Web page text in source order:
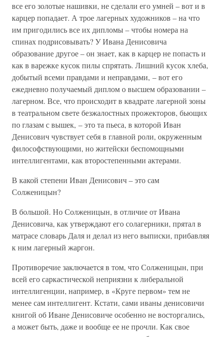
все его золотые нашивки, не сделали его умней – вот и в
карцер попадает. А трое лагерных художников – на что
им пригодились все их дипломы – чтобы номера на
спинах подрисовывать? У Ивана Денисовича
образование другое – он знает, как в карцер не попасть и
как в варежке кусок пилы спрятать. Лишний кусок хлеба,
добытый всеми правдами и неправдами, – вот его
ежедневно получаемый диплом о высшем образовании –
лагерном. Все, что происходит в квадрате лагерной зоны
в театральном свете безжалостных прожекторов, бьющих
по глазам с вышек, – это та пьеса, в которой Иван
Денисович чувствует себя в главной роли, окруженным
философствующими, но житейски беспомощными
интеллигентами, как второстепенными актерами.
В какой степени Иван Денисович – это сам
Солженицын?
В большой. Но Солженицын, в отличие от Ивана
Денисовича, как утверждают его солагерники, прятал в
матрасе словарь Даля и делал из него выписки, прибавляя
к ним лагерный жаргон.
Противоречие заключается в том, что Солженицын, при
всей его саркастической неприязни к либеральной
интеллигенции, например, в «Круге первом» тем не
менее сам интеллигент. Кстати, сами иваны денисовичи
книгой об Иване Денисовиче особенно не восторгались,
а может быть, даже и вообще ее не прочли. Как свое